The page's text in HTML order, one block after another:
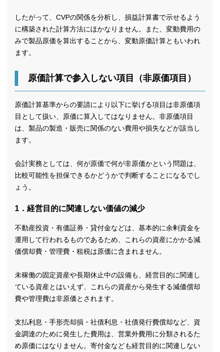
したがって、CVPの関係を分析し、損益計算書で示せるよう
に構築された計算方法にほかなりません。また、変動費用の
みで製品原価を算出することから、変動原価計算ともいわれ
ます。
原価計算で参入しない項目（非原価項目）
原価計算基準からの要請により以下に挙げる項目は非原価項
目として扱い、原価に算入してはなりません。非原価項目
は、製品の製造・販売に関係のない費用や損失などが該当し
ます。
会計実務としては、何が原価で何が非原価かという問題は、
比較可能性を担保できるかどうかで判断することになるでし
ょう。
1．経営目的に関連しない価値の減少
不動産投資・有価証券・貸付金などは、基本的に余剰資金を
運用して行われるものであるため、これらの資産にかかる減
価償却費・管理費・租税は原価に含まれません。
未稼働の固定資産や長期休止中の設備も、経営目的に関連し
ている資産とはいえず、これらの資産から発生する減価償却
費や管理費は非原価とされます。
支払利息・手形売却損・社債利息・社債発行費償却など、資
金調達のために発生した費用は、営業外費用に分類されるた
め原価にはなりません。寄付金なども経営目的に関連しない